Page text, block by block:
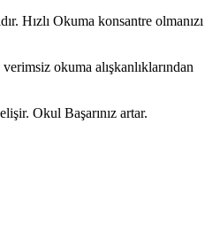
Hızlı Okuma konsantre olmanızı
okuma alışkanlıklarından
Okul Başarınız artar.